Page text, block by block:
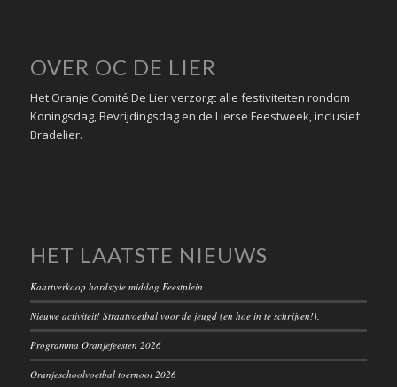
OVER OC DE LIER
Het Oranje Comité De Lier verzorgt alle festiviteiten rondom
Koningsdag, Bevrijdingsdag en de Lierse Feestweek, inclusief
Bradelier.
HET LAATSTE NIEUWS
Kaartverkoop hardstyle middag Feestplein
Nieuwe activiteit! Straatvoetbal voor de jeugd (en hoe in te schrijven!).
Programma Oranjefeesten 2026
Oranjeschoolvoetbal toernooi 2026